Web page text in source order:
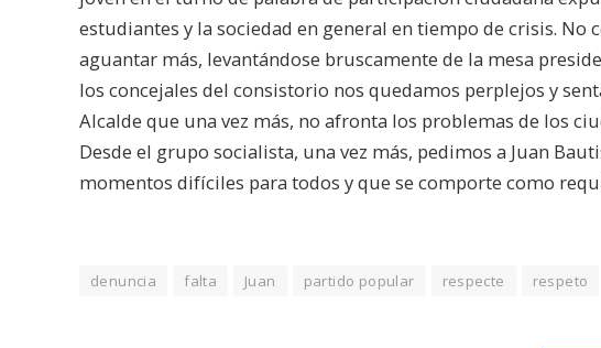
estudiantes y la sociedad en general en tiempo de crisis.
aguantar más, levantándose bruscamente de la mesa
los concejales del consistorio nos quedamos perplejos y
Alcalde que una vez más, no afronta los problemas de los
Desde el grupo socialista, una vez más, pedimos a Juan
momentos difíciles para todos y que se comporte como
denuncia falta Juan partido popular respecte respeto